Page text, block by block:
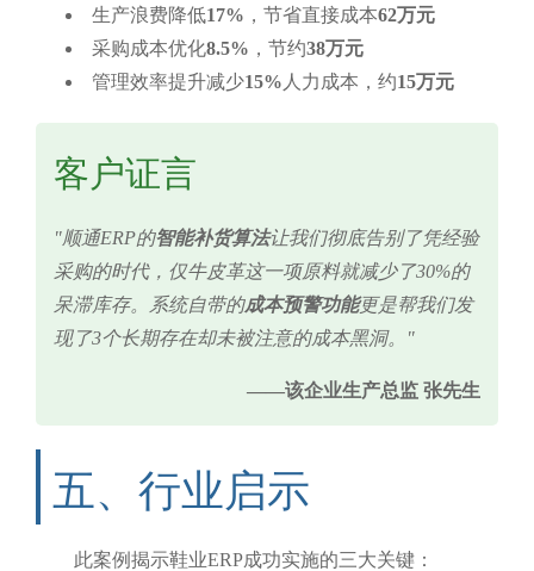
生产浪费降低17% ，节省直接成本62万元
采购成本优化8.5% ，节约38万元
管理效率提升减少15% 人力成本，约15万元
客户证言
"顺通ERP的智能补货算法让我们彻底告别了凭经验
采购的时代，仅牛皮革这一项原料就减少了30%的
呆滞库存。系统自带的成本预警功能更是帮我们发
现了3个长期存在却未被注意的成本黑洞。"
——该企业生产总监 张先生
五、行业启示
此案例揭示鞋业ERP成功实施的三大关键：